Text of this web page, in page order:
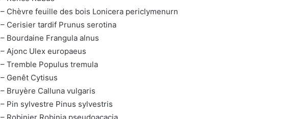
– Chèvre feuille des bois Lonicera periclymenurn
– Cerisier tardif Prunus serotina
– Bourdaine Frangula alnus
– Ajonc Ulex europaeus
– Tremble Populus tremula
– Genêt Cytisus
– Bruyère Calluna vulgaris
– Pin sylvestre Pinus sylvestris